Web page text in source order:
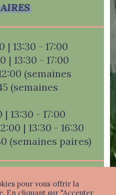
| 13:30 - 17:00
| 13:30 - 17:00
(semaines
(semaines
13:30 - 17:00
| 13:30 - 16:30
(semaines paires)
pour vous offrir la
En cliquant sur "Accepter